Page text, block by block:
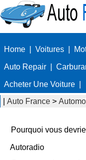
Home Voitures
Auto Repair
Acheter Une Voiture
Auto France >
Pourquoi vous
Autoradio